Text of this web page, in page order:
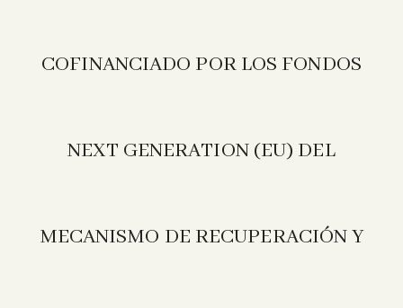
COFINANCIADO POR LOS FONDOS
NEXT GENERATION (EU) DEL
MECANISMO DE RECUPERACIÓN Y